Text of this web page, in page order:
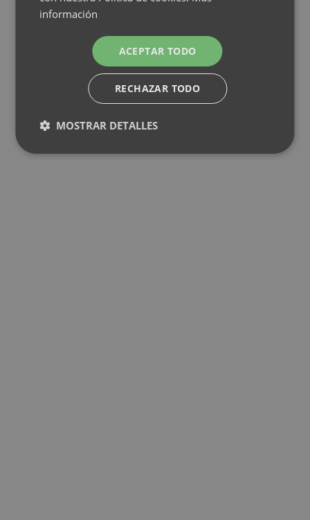
información
ACEPTAR TODO
RECHAZAR TODO
MOSTRAR DETALLES